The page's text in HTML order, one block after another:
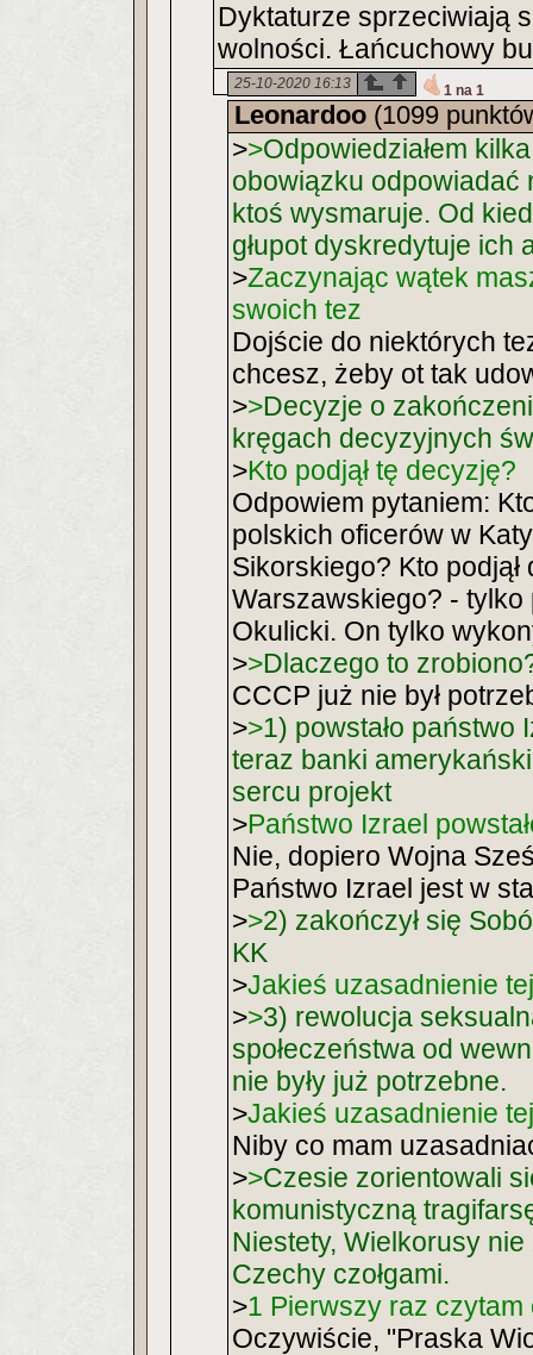
Dyktaturze sprzeciwiają
wolności. Łańcuchowy
25-10-2020 16:13 1 na 1
Leonardoo (1099
>>Odpowiedziałem
obowiązku odpowiadać
ktoś wysmaruje. Od
głupot dyskredytuje ich
>Zaczynając wątek
swoich tez
Dojście do niektórych
chcesz, żeby ot tak
>>Decyzje o
kręgach decyzyjnych
>Kto podjął tę decyzję?
Odpowiem pytaniem:
polskich oficerów w
Sikorskiego? Kto
Warszawskiego? - tylko
Okulicki. On tylko
>>Dlaczego to
CCCP już nie był
>>1) powstało państwo
teraz banki
sercu projekt
>Państwo Izrael
Nie, dopiero Wojna
Państwo Izrael jest w
>>2) zakończył się
KK
>Jakieś uzasadnienie
>>3) rewolucja
społeczeństwa od
nie były już potrzebne.
>Jakieś uzasadnienie
Niby co mam
>>Czesie zorientowali
komunistyczną
Niestety, Wielkorusy nie
Czechy czołgami.
>1 Pierwszy raz
Oczywiście, "Praska